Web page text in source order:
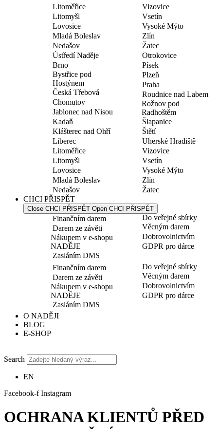
Litoměřice
Litomyšl
Lovosice
Mladá Boleslav
Nedašov
Vizovice
Vsetín
Vysoké Mýto
Zlín
Žatec
Ústředí Naděje
Brno
Bystřice pod
Hostýnem
Česká Třebová
Chomutov
Jablonec nad Nisou
Kadaň
Klášterec nad Ohří
Liberec
Litoměřice
Litomyšl
Lovosice
Mladá Boleslav
Nedašov
Otrokovice
Písek
Plzeň
Praha
Roudnice nad Labem
Rožnov pod
Radhoštěm
Šlapanice
Štětí
Uherské Hradiště
Vizovice
Vsetín
Vysoké Mýto
Zlín
Žatec
CHCI PŘISPĚT
Close CHCI PŘISPĚT Open CHCI PŘISPĚT
Finančním darem
Darem ze závěti
Nákupem v e-shopu
NADĚJE
Zasláním DMS
Do veřejné sbírky
Věcným darem
Dobrovolnictvím
GDPR pro dárce
Finančním darem
Darem ze závěti
Nákupem v e-shopu
NADĚJE
Zasláním DMS
Do veřejné sbírky
Věcným darem
Dobrovolnictvím
GDPR pro dárce
O NADĚJI
BLOG
E-SHOP
Search
EN
Facebook-f Instagram
OCHRANA KLIENTŮ PŘED